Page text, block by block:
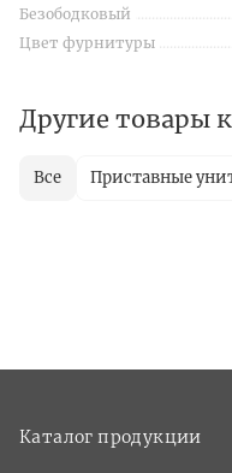
Безободковый
Цвет фурнитуры
Другие товары
Все Приставные
Каталог продукции